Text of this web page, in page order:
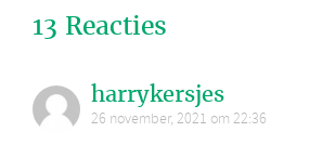
13 Reacties
harrykersjes
26 november, 2021 om 22:36